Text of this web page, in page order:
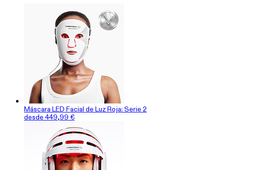
Máscara LED Facial de Luz Roja: Serie 2
desde 449,99 €